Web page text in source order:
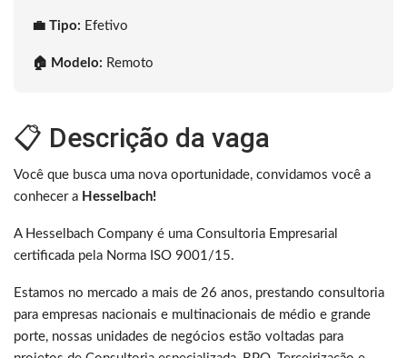
💼 Tipo: Efetivo
🏠 Modelo: Remoto
📋 Descrição da vaga
Você que busca uma nova oportunidade, convidamos você a
conhecer a Hesselbach!
A Hesselbach Company é uma Consultoria Empresarial
certificada pela Norma ISO 9001/15.
Estamos no mercado a mais de 26 anos, prestando consultoria
para empresas nacionais e multinacionais de médio e grande
porte, nossas unidades de negócios estão voltadas para